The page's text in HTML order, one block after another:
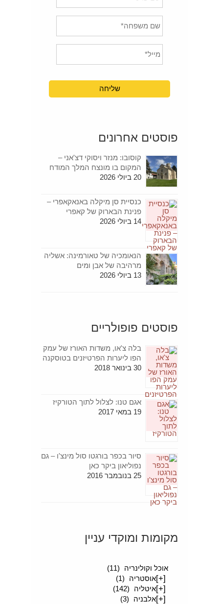
פוסטים אחרונים
קוסובו: מנזר ויסוקי דצ'אני –
המקום בו מונצח המלך המודח
20 ביולי 2026
כנסיית סן מיקלה באנאקאפרי –
פנינת הבארוק של קאפרי
14 ביולי 2026
הנאומכיה של טאורמינה: אשליה
מרהיבה של אבן ומים
13 ביולי 2026
פוסטים פופולריים
בלה צ'או, משדות האורז של עמק
הפו ליערות הפרטיזנים בטוסקנה
30 בינואר 2018
אגם טנו: לצלול לתוך הטורקיז
19 במאי 2017
סיור בכפר בורגטו סול מינצ'ו – גם
נפוליאון ביקר כאן
25 בנובמבר 2016
מקומות ומוקדי עניין
אוכל וקולינריה
(11)
[+]אוסטריה (1)
[+]איטליה (142)
[+]אלבניה
(3)